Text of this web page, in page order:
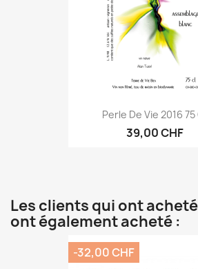
Perle De Vie 2016 75
39,00 CHF
Les clients qui ont
ont également acheté :
-32,00 CHF